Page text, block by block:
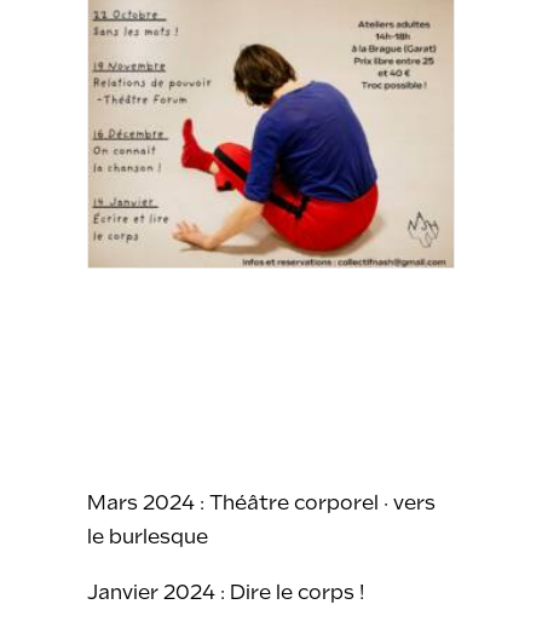
Mars 2024 : Théâtre corporel · vers
le burlesque
Janvier 2024 : Dire le corps !